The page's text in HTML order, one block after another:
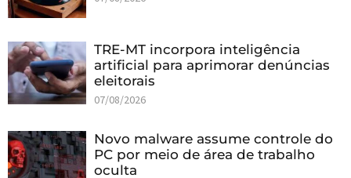
TRE-MT incorpora inteligência
artificial para aprimorar denúncias
eleitorais
07/08/2026
Novo malware assume controle do
PC por meio de área de trabalho
oculta